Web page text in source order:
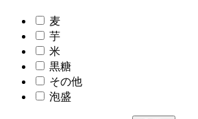
麦
芋
米
黒糖
その他
泡盛